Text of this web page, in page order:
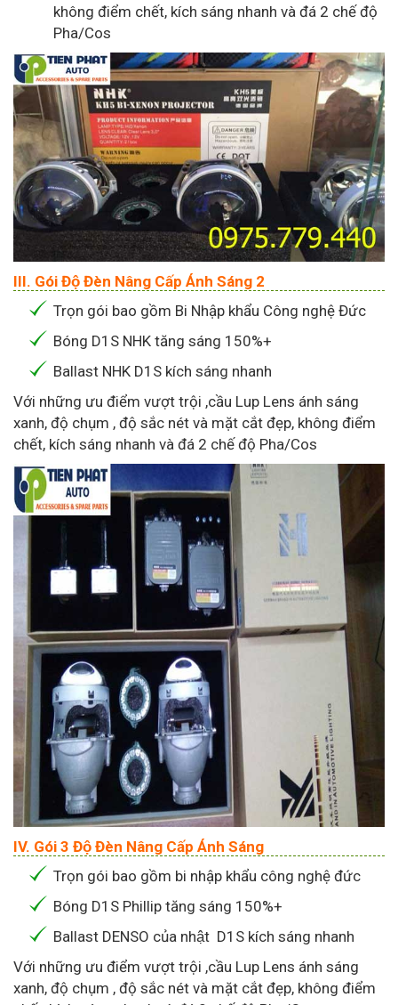
không điểm chết, kích sáng nhanh và đá 2 chế độ
Pha/Cos
III. Gói Độ Đèn Nâng Cấp Ánh Sáng 2
Trọn gói bao gồm Bi Nhập khẩu Công nghệ Đức
Bóng D1S NHK tăng sáng 150%+
Ballast NHK D1S kích sáng nhanh
Với những ưu điểm vượt trội ,cầu Lup Lens ánh sáng
xanh, độ chụm , độ sắc nét và mặt cắt đẹp, không điểm
chết, kích sáng nhanh và đá 2 chế độ Pha/Cos
IV. Gói 3 Độ Đèn Nâng Cấp Ánh Sáng
Trọn gói bao gồm bi nhập khẩu công nghệ đức
Bóng D1S Phillip tăng sáng 150%+
Ballast DENSO của nhật D1S kích sáng nhanh
Với những ưu điểm vượt trội ,cầu Lup Lens ánh sáng
xanh, độ chụm , độ sắc nét và mặt cắt đẹp, không điểm